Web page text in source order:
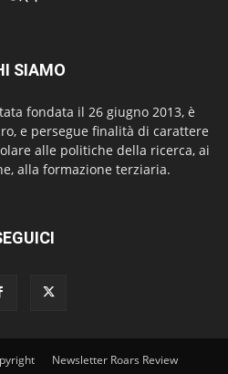
SIAMO
fondata il 26 giugno 2013, è
e persegue finalità di carattere
alle politiche della ricerca, ai
alla formazione terziaria.
Newsletter Roars Review